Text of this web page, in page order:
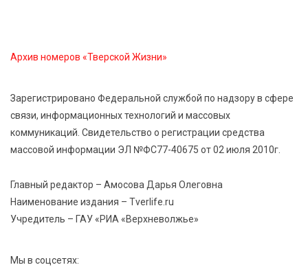
необычная лекция об истории танцевальной
5 Авг 2026 17:07 453
Завершается обустройство трассы
Витязи — Духовщина — Белый — Нелидово в
5 Авг 2026 16:32 422
«Зарядка со стражем порядка»: как в Нелидово
Архив номеров «Тверской Жизни»
Зарегистрировано Федеральной службой по надзору в сфере
связи, информационных технологий и массовых
коммуникаций. Свидетельство о регистрации средства
массовой информации ЭЛ №ФС77-40675 от 02 июля 2010г.
Главный редактор – Амосова Дарья Олеговна
Наименование издания – Tverlife.ru
Учредитель – ГАУ «РИА «Верхневолжье»
Мы в соцсетях: